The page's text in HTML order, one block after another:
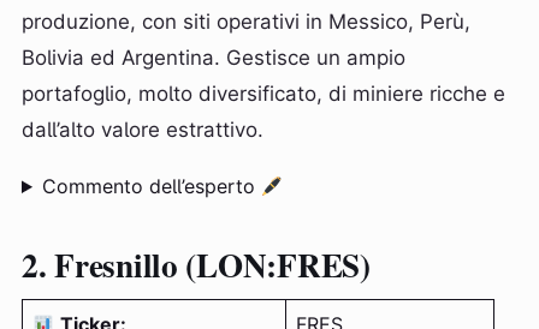
produzione, con siti operativi in Messico, Perù,
Bolivia ed Argentina. Gestisce un ampio
portafoglio, molto diversificato, di miniere ricche e
dall’alto valore estrattivo.
Commento dell’esperto
2. Fresnillo (LON:FRES)
Ticker: FRES